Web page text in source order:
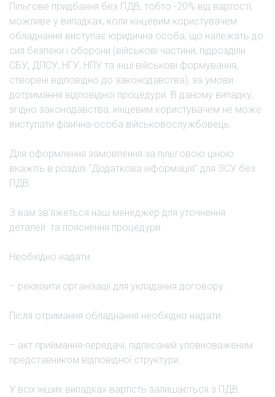
Пільгове придбання без ПДВ, тобто -20% від вартості,
можливе у випадках, коли кінцевим користувачем
обладнання виступає юридична особа, що належать до
сил безпеки і оборони (військові частини, підрозділи
СБУ, ДПСУ, НГУ, НПУ та інші військові формування,
створені відповідно до законодавства), за умови
дотримання відповідної процедури. В даному випадку,
згідно законодавства, кінцевим користувачем не може
виступати фізична-особа військовослужбовець.
Для оформлення замовлення за пільговою ціною
вкажіть в розділі “Додаткова інформація” для ЗСУ без
ПДВ.
З вам зв’яжеться наш менеджер для уточнення
деталей та пояснення процедури.
Необхідно надати:
– реквізити організації для укладання договору.
Після отримання обладнання необхідно надати:
– акт приймання-передачі, підписаний уповноваженим
представником відповідної структури.
У всіх інших випадках вартість залишається з ПДВ.